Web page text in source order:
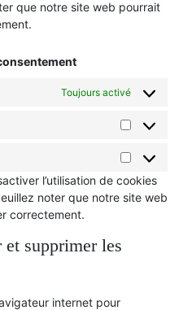
que notre site web pourrait
Toujours activé
Statistiques
Marketing
l’utilisation de cookies
noter que notre site web
correctement.
supprimer les
internet pour